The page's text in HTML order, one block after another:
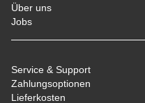
Über uns
Jobs
Service & Support
Zahlungsoptionen
Lieferkosten